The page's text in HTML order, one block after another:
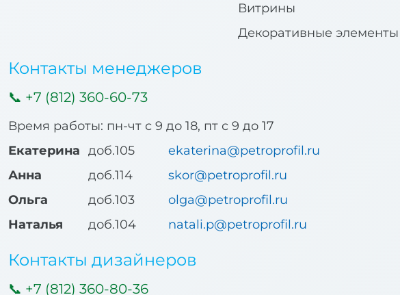
Витрины
Декоративные элементы
Контакты менеджеров
+7 (812) 360-60-73
Время работы: пн-чт с 9 до 18, пт с 9 до 17
Екатерина доб.105
ekaterina@petroprofil.ru
Анна
доб.114
skor@petroprofil.ru
Ольга
доб.103
olga@petroprofil.ru
Наталья
доб.104 natali.p@petroprofil.ru
Контакты дизайнеров
+7 (812) 360-80-36